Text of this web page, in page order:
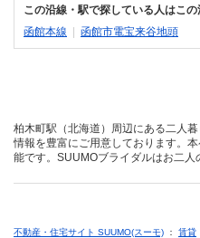
この沿線・駅で探している人はこ
函館本線
函館市電宝来谷地頭
柏木町駅（北海道）周辺にある二人
情報を豊富にご用意しております。
能です。SUUMOブライダルはお二人
不動産・住宅サイト SUUMO(スーモ) ： 賃貸